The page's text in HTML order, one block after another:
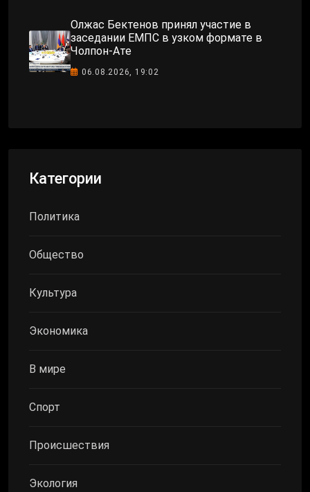
Олжас Бектенов принял участие в
заседании ЕМПС в узком формате в
Чолпон-Ате
06.08.2026, 19:02
Категории
Политика
Общество
Культура
Экономика
В мире
Спорт
Происшествия
Экология